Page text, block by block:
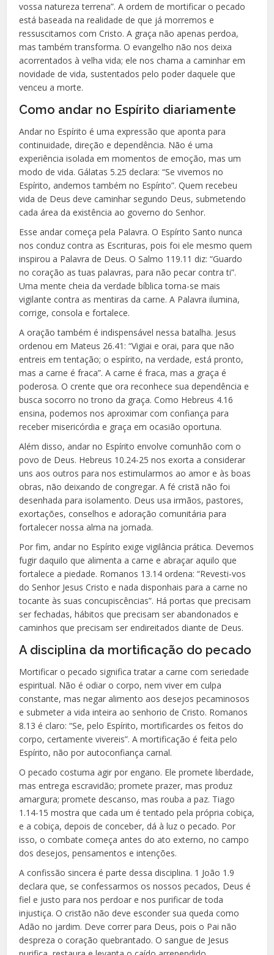
vossa natureza terrena”. A ordem de mortificar o pecado
está baseada na realidade de que já morremos e
ressuscitamos com Cristo. A graça não apenas perdoa,
mas também transforma. O evangelho não nos deixa
acorrentados à velha vida; ele nos chama a caminhar em
novidade de vida, sustentados pelo poder daquele que
venceu a morte.
Como andar no Espírito diariamente
Andar no Espírito é uma expressão que aponta para
continuidade, direção e dependência. Não é uma
experiência isolada em momentos de emoção, mas um
modo de vida. Gálatas 5.25 declara: “Se vivemos no
Espírito, andemos também no Espírito”. Quem recebeu
vida de Deus deve caminhar segundo Deus, submetendo
cada área da existência ao governo do Senhor.
Esse andar começa pela Palavra. O Espírito Santo nunca
nos conduz contra as Escrituras, pois foi ele mesmo quem
inspirou a Palavra de Deus. O Salmo 119.11 diz: “Guardo
no coração as tuas palavras, para não pecar contra ti”.
Uma mente cheia da verdade bíblica torna-se mais
vigilante contra as mentiras da carne. A Palavra ilumina,
corrige, consola e fortalece.
A oração também é indispensável nessa batalha. Jesus
ordenou em Mateus 26.41: “Vigiai e orai, para que não
entreis em tentação; o espírito, na verdade, está pronto,
mas a carne é fraca”. A carne é fraca, mas a graça é
poderosa. O crente que ora reconhece sua dependência e
busca socorro no trono da graça. Como Hebreus 4.16
ensina, podemos nos aproximar com confiança para
receber misericórdia e graça em ocasião oportuna.
Além disso, andar no Espírito envolve comunhão com o
povo de Deus. Hebreus 10.24-25 nos exorta a considerar
uns aos outros para nos estimularmos ao amor e às boas
obras, não deixando de congregar. A fé cristã não foi
desenhada para isolamento. Deus usa irmãos, pastores,
exortações, conselhos e adoração comunitária para
fortalecer nossa alma na jornada.
Por fim, andar no Espírito exige vigilância prática. Devemos
fugir daquilo que alimenta a carne e abraçar aquilo que
fortalece a piedade. Romanos 13.14 ordena: “Revesti-vos
do Senhor Jesus Cristo e nada disponhais para a carne no
tocante às suas concupiscências”. Há portas que precisam
ser fechadas, hábitos que precisam ser abandonados e
caminhos que precisam ser endireitados diante de Deus.
A disciplina da mortificação do pecado
Mortificar o pecado significa tratar a carne com seriedade
espiritual. Não é odiar o corpo, nem viver em culpa
constante, mas negar alimento aos desejos pecaminosos
e submeter a vida inteira ao senhorio de Cristo. Romanos
8.13 é claro: “Se, pelo Espírito, mortificardes os feitos do
corpo, certamente vivereis”. A mortificação é feita pelo
Espírito, não por autoconfiança carnal.
O pecado costuma agir por engano. Ele promete liberdade,
mas entrega escravidão; promete prazer, mas produz
amargura; promete descanso, mas rouba a paz. Tiago
1.14-15 mostra que cada um é tentado pela própria cobiça,
e a cobiça, depois de conceber, dá à luz o pecado. Por
isso, o combate começa antes do ato externo, no campo
dos desejos, pensamentos e intenções.
A confissão sincera é parte dessa disciplina. 1 João 1.9
declara que, se confessarmos os nossos pecados, Deus é
fiel e justo para nos perdoar e nos purificar de toda
injustiça. O cristão não deve esconder sua queda como
Adão no jardim. Deve correr para Deus, pois o Pai não
despreza o coração quebrantado. O sangue de Jesus